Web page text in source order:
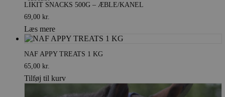
LIKIT SNACKS 500G – ÆBLE/KANEL
69,00 kr.
Læs mere
NAF APPY TREATS 1 KG
65,00 kr.
Tilføj til kurv